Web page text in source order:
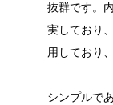
抜群です。
実しており
用しており
シンプルで